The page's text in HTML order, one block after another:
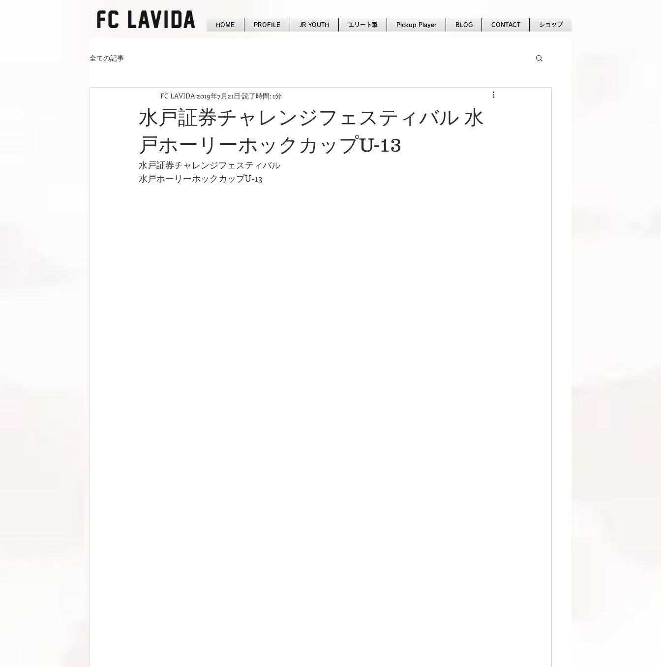
HOME PROFILE JR YOUTH エリート軍 Pickup Player BLOG CONTACT ショップ
全ての記事
水戸証券チャレンジフェスティバル 水
戸ホーリーホックカップU-13
FC LAVIDA 2019年7月21日 読了時間: 1分
水戸証券チャレンジフェスティバル
水戸ホーリーホックカップU-13